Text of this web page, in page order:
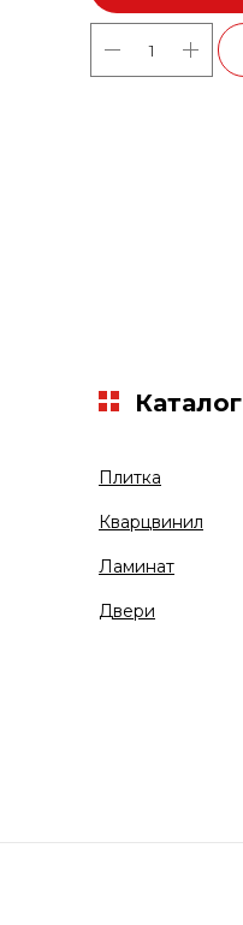
Плитка
Кварцвинил
Ламинат
Двери
Каталог